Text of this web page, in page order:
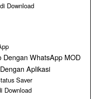
Download
Dengan WhatsApp MOD
Aplikasi
Saver
Download